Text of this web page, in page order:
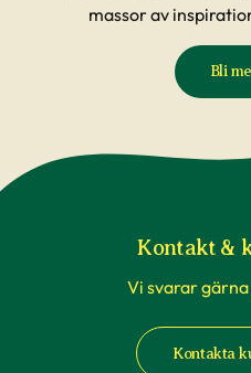
massor av
Bli
Kontakt &
Vi svarar
Kontakta